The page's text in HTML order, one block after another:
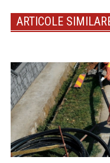
ARTICOLE